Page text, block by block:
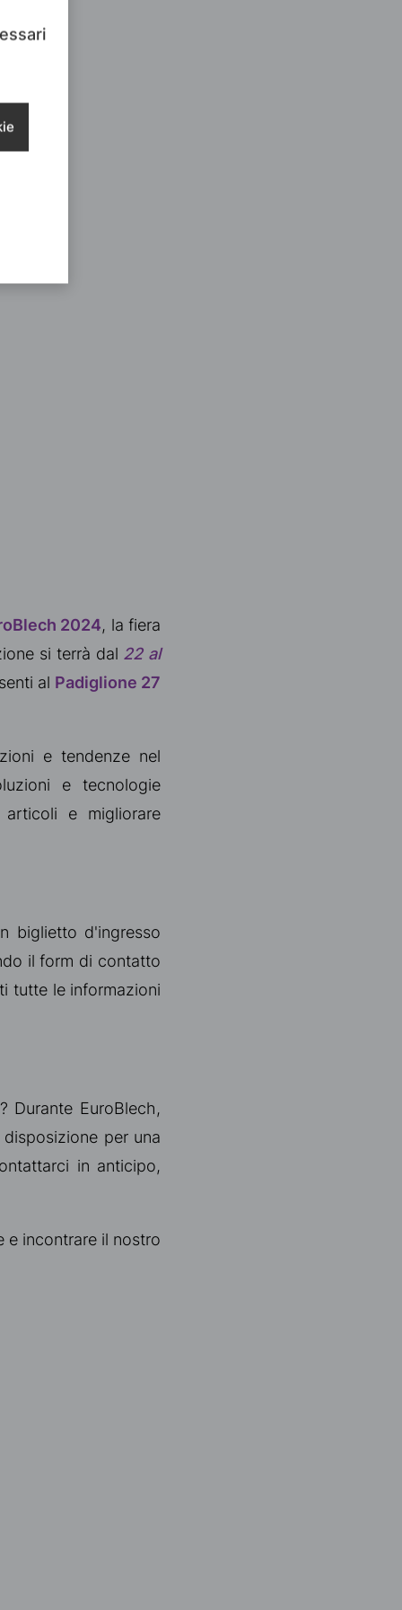
2024, la fiera
si terrà dal 22 al
al Padiglione 27
e tendenze nel
e tecnologie
e migliorare
biglietto d'ingresso
il form di contatto
tutte le informazioni
Durante EuroBlech,
per una
in anticipo,
e incontrare il nostro